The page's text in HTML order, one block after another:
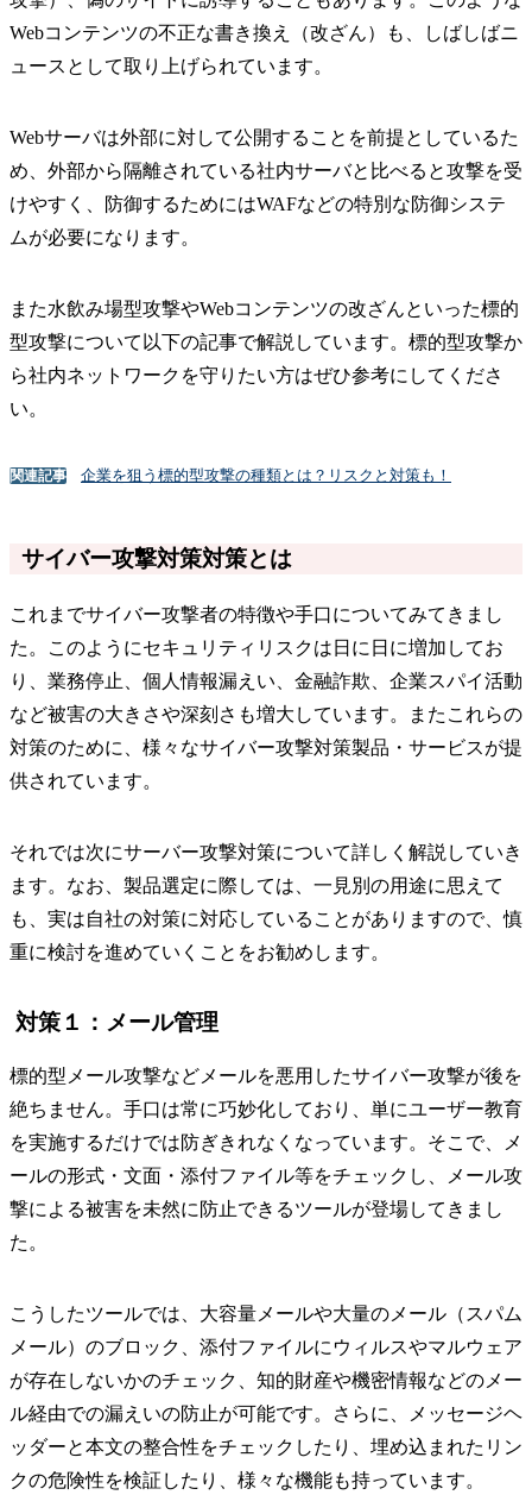
Webコンテンツの不正な書き換え（改ざん）も、しばしばニ
ュースとして取り上げられています。
Webサーバは外部に対して公開することを前提としているた
め、外部から隔離されている社内サーバと比べると攻撃を受
けやすく、防御するためにはWAFなどの特別な防御システ
ムが必要になります。
また水飲み場型攻撃やWebコンテンツの改ざんといった標的
型攻撃について以下の記事で解説しています。標的型攻撃か
ら社内ネットワークを守りたい方はぜひ参考にしてくださ
い。
関連記事 企業を狙う標的型攻撃の種類とは？リスクと対策も！
サイバー攻撃対策対策とは
これまでサイバー攻撃者の特徴や手口についてみてきまし
た。このようにセキュリティリスクは日に日に増加してお
り、業務停止、個人情報漏えい、金融詐欺、企業スパイ活動
など被害の大きさや深刻さも増大しています。またこれらの
対策のために、様々なサイバー攻撃対策製品・サービスが提
供されています。
それでは次にサーバー攻撃対策について詳しく解説していき
ます。なお、製品選定に際しては、一見別の用途に思えて
も、実は自社の対策に対応していることがありますので、慎
重に検討を進めていくことをお勧めします。
対策１：メール管理
標的型メール攻撃などメールを悪用したサイバー攻撃が後を
絶ちません。手口は常に巧妙化しており、単にユーザー教育
を実施するだけでは防ぎきれなくなっています。そこで、メ
ールの形式・文面・添付ファイル等をチェックし、メール攻
撃による被害を未然に防止できるツールが登場してきまし
た。
こうしたツールでは、大容量メールや大量のメール（スパム
メール）のブロック、添付ファイルにウィルスやマルウェア
が存在しないかのチェック、知的財産や機密情報などのメー
ル経由での漏えいの防止が可能です。さらに、メッセージヘ
ッダーと本文の整合性をチェックしたり、埋め込まれたリン
クの危険性を検証したり、様々な機能も持っています。